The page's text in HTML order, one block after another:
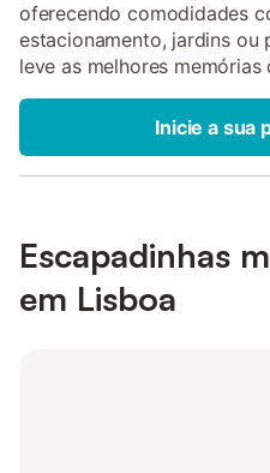
oferecendo comodidades
estacionamento, jardins ou
leve as melhores
Inicie a sua
Escapadinhas
em Lisboa